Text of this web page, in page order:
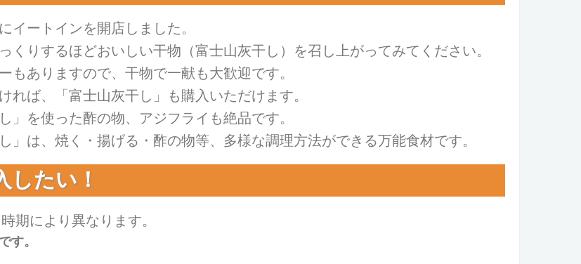
イートインを開店しました。
くりするほどおいしい干物（富士山灰干し）を召し上がってみて ください。
もありますので、干物で一献も大歓迎です。
れば、「富士山灰干し」も購入いただけます。
」を使った酢の物、アジフライも絶品です。
」は、焼く・揚げる・酢の物等、多様な調理方法ができる万能食材です。
したい！
期により異なります。
す。